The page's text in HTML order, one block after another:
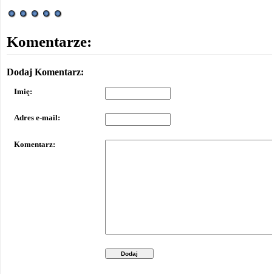
Komentarze:
Dodaj Komentarz:
Imię:
Adres e-mail:
Komentarz:
Dodaj